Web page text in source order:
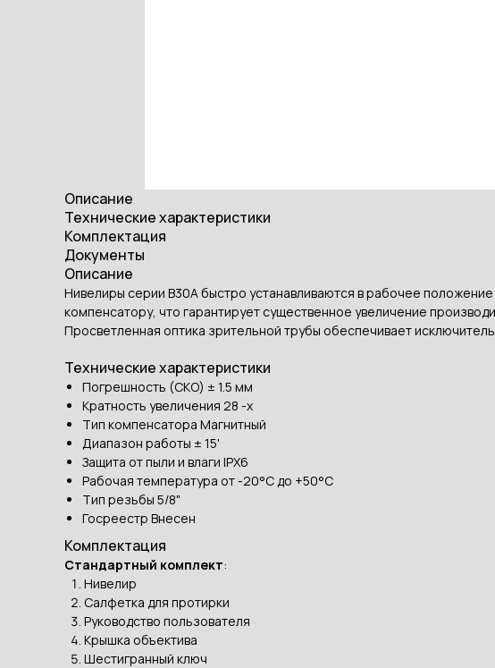
Описание
Технические характеристики
Комплектация
Документы
Описание
Нивелиры серии В30А быстро устанавливаются в рабочее
компенсатору, что гарантирует существенное увеличение
Просветленная оптика зрительной трубы обеспечивает
Технические характеристики
Погрешность (СКО) ± 1.5 мм
Кратность увеличения 28 -x
Тип компенсатора Магнитный
Диапазон работы ± 15'
Защита от пыли и влаги IPX6
Рабочая температура от -20°C до +50°C
Тип резьбы 5/8"
Госреестр Внесен
Комплектация
Стандартный комплект:
Нивелир
Салфетка для протирки
Руководство пользователя
Крышка объектива
Шестигранный ключ